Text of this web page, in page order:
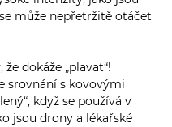
může nepřetržitě otáčet
dokáže „plavat“!
srovnání s kovovými
když se používá v
jsou drony a lékařské